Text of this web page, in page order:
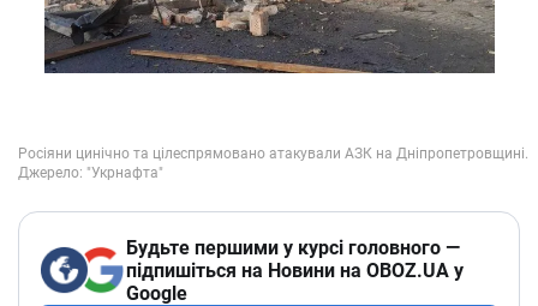
Будьте першими у курсі головного —
підпишіться на Новини на OBOZ.UA у
Google